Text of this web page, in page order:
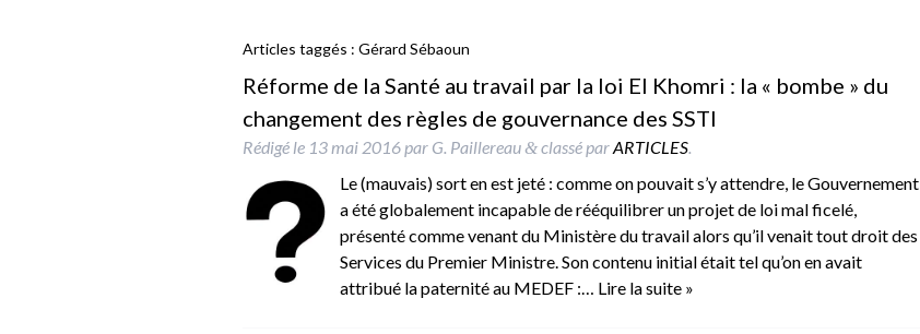
Articles taggés : Gérard Sébaoun
Réforme de la Santé au travail par la loi El Khomri : la « bombe » du
changement des règles de gouvernance des SSTI
Rédigé le 13 mai 2016 par G. Paillereau &classé parARTICLES.
Le (mauvais) sort en est jeté : comme on pouvait s’y attendre, le Gouvernement
a été globalement incapable de rééquilibrer un projet de loi mal ficelé,
présenté comme venant du Ministère du travail alors qu’il venait tout droit des
Services du Premier Ministre. Son contenu initial était tel qu’on en avait
attribué la paternité au MEDEF :… Lire la suite »